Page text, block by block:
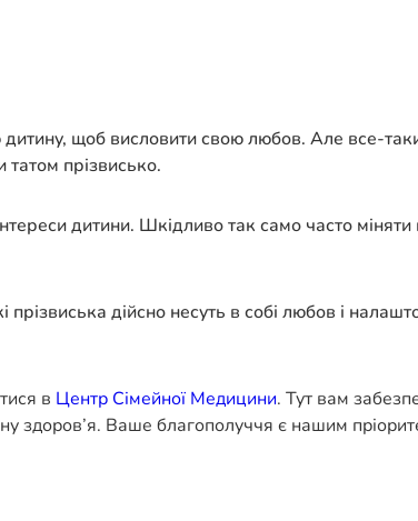
щоб висловити свою любов. Але все-
прізвисько.
дитини. Шкідливо так само часто
дійсно несуть в собі любов і
в Центр Сімейної Медицини. Тут вам
здоров’я. Ваше благополуччя є нашим